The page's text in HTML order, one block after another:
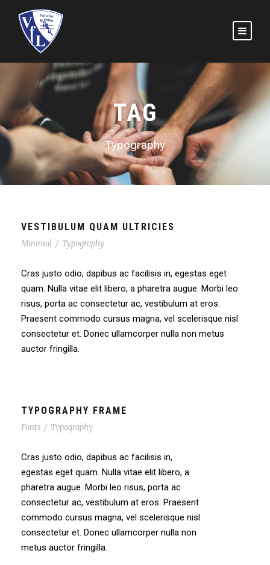
TAG
Typography
VESTIBULUM QUAM ULTRICIES
Minimal / Typography
Cras justo odio, dapibus ac facilisis in, egestas eget
quam. Nulla vitae elit libero, a pharetra augue. Morbi leo
risus, porta ac consectetur ac, vestibulum at eros.
Praesent commodo cursus magna, vel scelerisque nisl
consectetur et. Donec ullamcorper nulla non metus
auctor fringilla.
TYPOGRAPHY FRAME
Fonts / Typography
Cras justo odio, dapibus ac facilisis in,
egestas eget quam. Nulla vitae elit libero, a
pharetra augue. Morbi leo risus, porta ac
consectetur ac, vestibulum at eros. Praesent
commodo cursus magna, vel scelerisque nisl
consectetur et. Donec ullamcorper nulla non
metus auctor fringilla.